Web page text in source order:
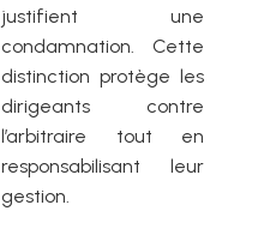
justifient une
condamnation. Cette
distinction protège les
dirigeants contre
l’arbitraire tout en
responsabilisant leur
gestion.